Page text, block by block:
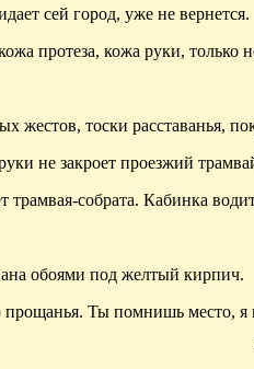
сей город, уже не вернется.
протеза, кожа руки, только
жестов, тоски расставанья,
не закроет проезжий
трамвая-собрата. Кабинка
обоями под желтый кирпич.
прощанья. Ты помнишь место, я